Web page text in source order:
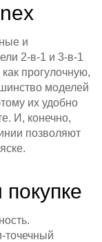
и
2‑в‑1 и 3‑в‑1
прогулочную,
моделей
их удобно
И, конечно,
позволяют